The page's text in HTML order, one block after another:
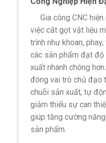
Gia công CNC hiện
việc cắt gọt vật liệu
trình như khoan,
các sản phẩm đạt độ
xuất nhanh chóng
đóng vai trò chủ đạo
chuỗi sản xuất, tự
giảm thiểu sự can
giúp tăng cường
sản phẩm.